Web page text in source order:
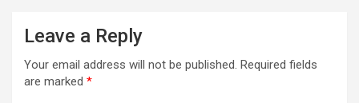
Leave a Reply
Your email address will not be published. Required fields
are marked *